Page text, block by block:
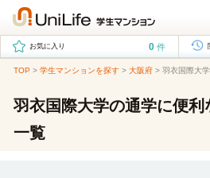
お気に入り 0 件
TOP > 学生マンションを探す > 大阪府 > 羽衣国際大
羽衣国際大学の通学に便利
一覧